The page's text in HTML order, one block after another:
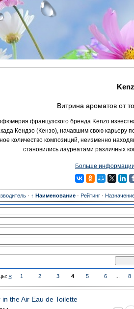
Витрина ароматов от
французского бренда Kenzo
Кендзо (Кензо), начавшим свою
количество композиций, неизменно
становились лауреатами различных
Больше
· ↑ Наименование· Рейтинг·
« 1 2 3 4 5 6 8
in the Air Eau de Toilette